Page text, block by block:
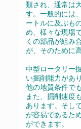
類され、通常は
す。一般的には
ートルに及ぶも
め、様々な現場
くの部品が組み
が、そのために
中型ロータリー
い掘削能力があ
他の地質条件で
また、掘削速度
あります。そし
が容易であるた
ができます。